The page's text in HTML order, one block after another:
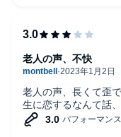
老人の声、長くて歪
生に恋するなんて話
老人の声、不快